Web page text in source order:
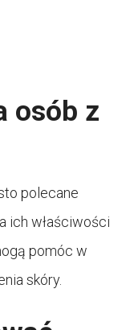
osób z
polecane
ich właściwości
pomóc w
skóry.